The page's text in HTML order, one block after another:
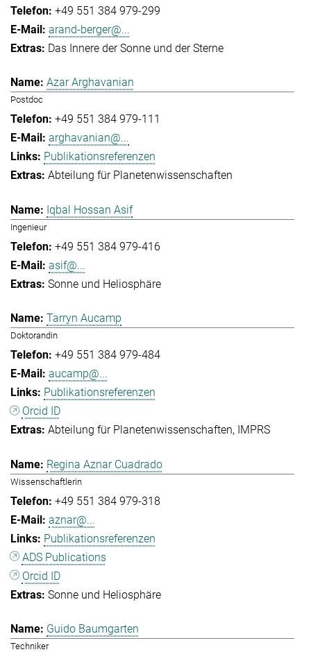
+49 551 384 979-299
arand-berger@...
Das Innere der Sonne und der Sterne
Azar Arghavanian
Postdoc
+49 551 384 979-111
arghavanian@...
Publikationsreferenzen
Abteilung für Planetenwissenschaften
Iqbal Hossan Asif
Ingenieur
+49 551 384 979-416
asif@...
Sonne und Heliosphäre
Tarryn Aucamp
Doktorandin
+49 551 384 979-484
aucamp@...
Publikationsreferenzen
Orcid ID
Abteilung für Planetenwissenschaften IMPRS
Regina Aznar Cuadrado
Wissenschaftlerin
+49 551 384 979-318
aznar@...
Publikationsreferenzen
ADS Publications
Orcid ID
Sonne und Heliosphäre
Guido Baumgarten
Techniker